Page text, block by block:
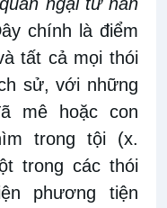
chính là điểm
tất cả mọi thói
sử, với những
mê hoặc con
trong tội (x.
trong các thói
phương tiện